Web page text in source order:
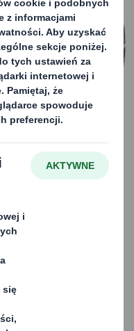
(404)
Mogła zostać